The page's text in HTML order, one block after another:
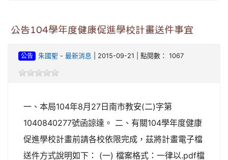
公告104學年度健康促進學校計畫送件事宜
公告 朱國聖 - 最新消息 | 2015-09-21 | 點閱數： 1067
一、本局104年8月27日南市教安(二)字第
1040840277號函諒達。 二、有關104學年度健康
促進學校計畫前請各校依限完成，茲將計畫電子檔
送件方式說明如下： (一) 檔案格式：一律以.pdf檔